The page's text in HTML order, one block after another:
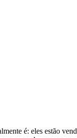
é: eles estão